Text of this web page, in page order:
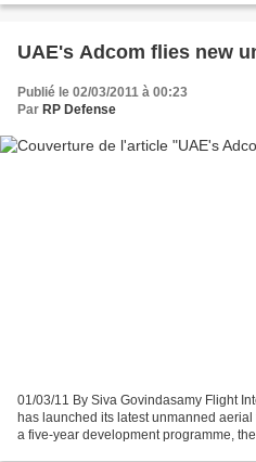
UAE's Adcom flies new
Publié le 02/03/2011 à 00:23
Par RP Defense
01/03/11 By Siva Govindasamy Flight
has launched its latest unmanned
a five-year development programme,